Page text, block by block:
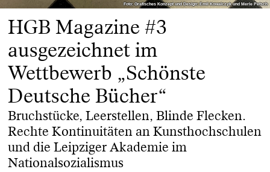
Foto: Grafisches Konzept und Design: Emil Kowalczyk und Merle Petsch
Foto: Grafisches Konzept und Design: Emil Kowalczyk und Merle Petsch
HGB Magazine #3
ausgezeichnet im
Wettbewerb „Schönste
Deutsche Bücher“
Bruchstücke, Leerstellen, Blinde Flecken.
Rechte Kontinuitäten an Kunsthochschulen
und die Leipziger Akademie im
Nationalsozialismus